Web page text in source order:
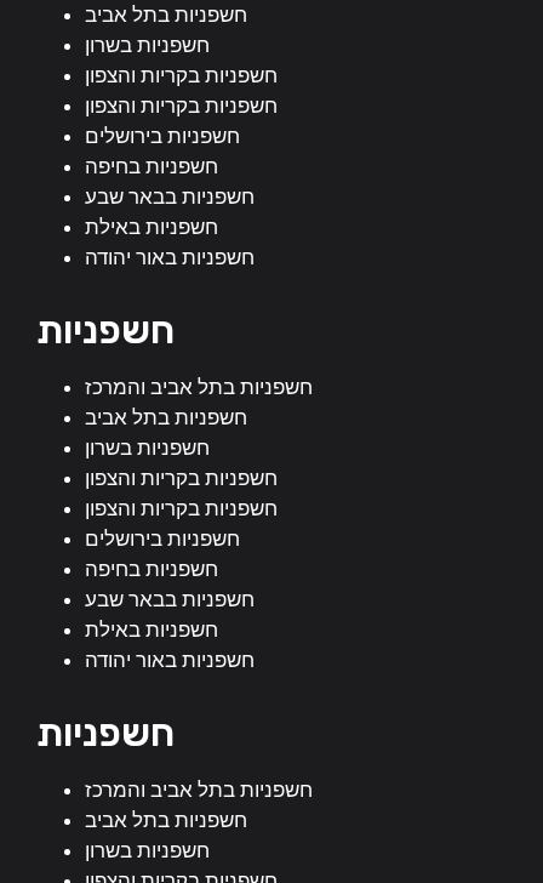
חשפניות בתל אביב
חשפניות בשרון
חשפניות בקריות והצפון
חשפניות בקריות והצפון
חשפניות בירושלים
חשפניות בחיפה
חשפניות בבאר שבע
חשפניות באילת
חשפניות באור יהודה
חשפניות
חשפניות בתל אביב והמרכז
חשפניות בתל אביב
חשפניות בשרון
חשפניות בקריות והצפון
חשפניות בקריות והצפון
חשפניות בירושלים
חשפניות בחיפה
חשפניות בבאר שבע
חשפניות באילת
חשפניות באור יהודה
חשפניות
חשפניות בתל אביב והמרכז
חשפניות בתל אביב
חשפניות בשרון